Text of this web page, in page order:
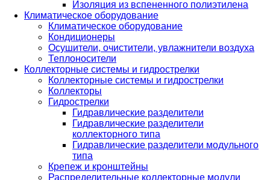
Изоляция из вспененного полиэтилена
Климатическое оборудование
Климатическое оборудование
Кондиционеры
Осушители, очистители, увлажнители воздуха
Теплоносители
Коллекторные системы и гидрострелки
Коллекторные системы и гидрострелки
Коллекторы
Гидрострелки
Гидравлические разделители
Гидравлические разделители
коллекторного типа
Гидравлические разделители модульного
типа
Крепеж и кронштейны
Распределительные коллекторные модули